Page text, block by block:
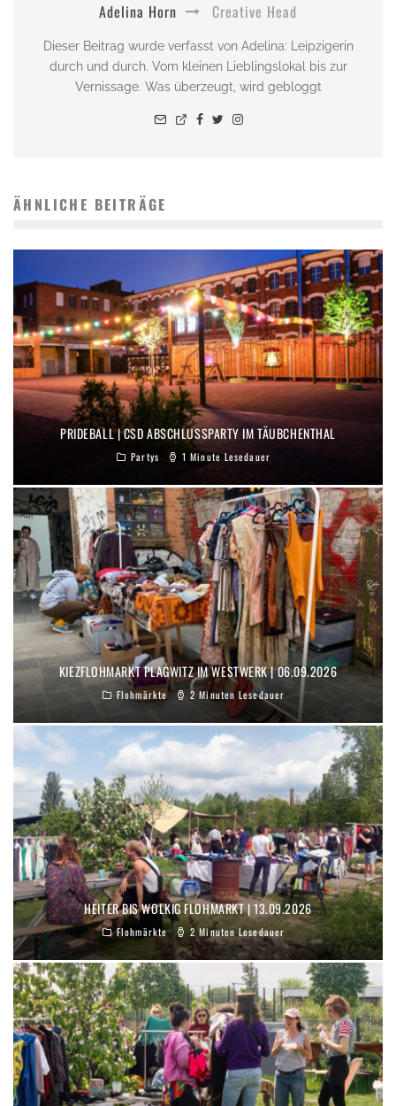
Adelina Horn Creative Head
Dieser Beitrag wurde verfasst von Adelina: Leipzigerin
durch und durch. Vom kleinen Lieblingslokal bis zur
Vernissage. Was überzeugt, wird gebloggt
ÄHNLICHE BEITRÄGE
PRIDEBALL | CSD ABSCHLUSSPARTY IM TÄUBCHENTHAL
Partys 1 Minute Lesedauer
KIEZFLOHMARKT PLAGWITZ IM WESTWERK | 06.09.2026
Flohmärkte 2 Minuten Lesedauer
HEITER BIS WOLKIG FLOHMARKT | 13.09.2026
Flohmärkte 2 Minuten Lesedauer